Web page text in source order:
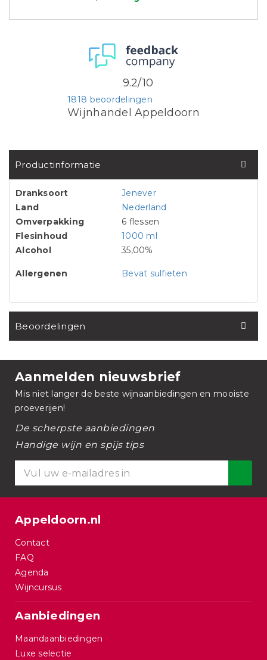
Wijnhandel Appeldoorn
1818 beoordelingen
9.2/10
Productinformatie
Dranksoort
Jenever
Land
Nederland
Omverpakking
6 flessen
Flesinhoud
1000 ml
Alcohol
35,00%
Allergenen Bevat sulfieten
Beoordelingen
Aanmelden nieuwsbrief
Mis niet langer de beste wijnaanbiedingen en mooiste
proeverijen!
De scherpste aanbiedingen
Handige wijn en spijs tips
Appeldoorn.nl
Contact
FAQ
Agenda
Wijncursus
Aanbiedingen
Maandaanbiedingen
Luxe selectie